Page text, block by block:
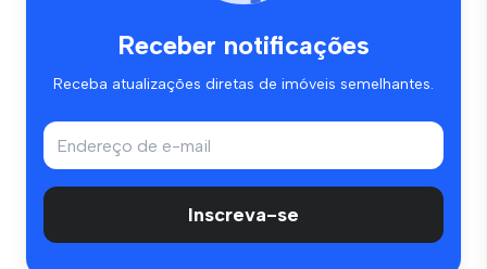
Receber notificações
Receba atualizações diretas de imóveis semelhantes.
Inscreva-se